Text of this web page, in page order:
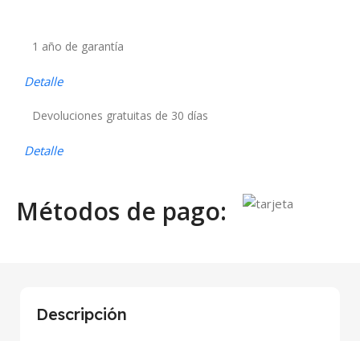
1 año de garantía
Detalle
Devoluciones gratuitas de 30 días
Detalle
Métodos de pago:
Descripción